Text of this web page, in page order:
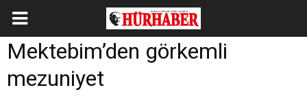
Mektebim’den görkemli
mezuniyet